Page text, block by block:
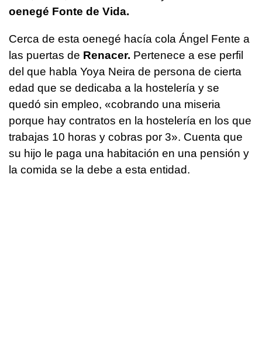
oenegé Fonte de Vida.
Cerca de esta oenegé hacía cola Ángel Fente a
las puertas de Renacer. Pertenece a ese perfil
del que habla Yoya Neira de persona de cierta
edad que se dedicaba a la hostelería y se
quedó sin empleo, «cobrando una miseria
porque hay contratos en la hostelería en los que
trabajas 10 horas y cobras por 3». Cuenta que
su hijo le paga una habitación en una pensión y
la comida se la debe a esta entidad.